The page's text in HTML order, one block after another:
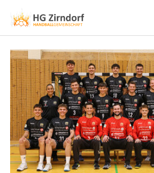
Show larger version